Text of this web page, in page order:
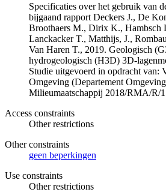
Specificaties over het gebruik van
bijgaand rapport Deckers J., De
Broothaers M., Dirix K., Hambsch
Lanckacker T., Matthijs, J.,
Van Haren T., 2019. Geologisch
hydrogeologisch (H3D) 3D-
Studie uitgevoerd in opdracht van:
Omgeving (Departement
Milieumaatschappij 2018/RMA/R/
Access constraints
Other restrictions
Other constraints
geen beperkingen
Use constraints
Other restrictions